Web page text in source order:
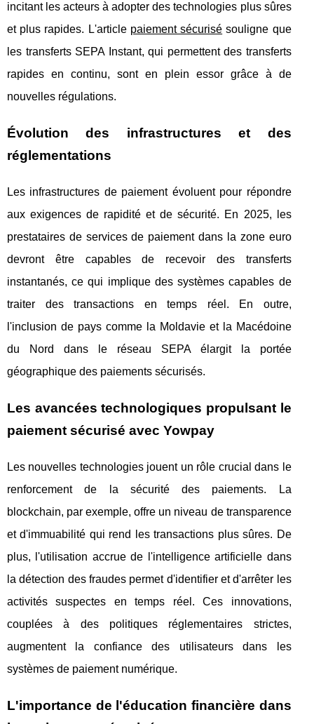
incitant les acteurs à adopter des technologies plus sûres
et plus rapides. L'article paiement sécurisé souligne que
les transferts SEPA Instant, qui permettent des transferts
rapides en continu, sont en plein essor grâce à de
nouvelles régulations.
Évolution des infrastructures et des
réglementations
Les infrastructures de paiement évoluent pour répondre
aux exigences de rapidité et de sécurité. En 2025, les
prestataires de services de paiement dans la zone euro
devront être capables de recevoir des transferts
instantanés, ce qui implique des systèmes capables de
traiter des transactions en temps réel. En outre,
l'inclusion de pays comme la Moldavie et la Macédoine
du Nord dans le réseau SEPA élargit la portée
géographique des paiements sécurisés.
Les avancées technologiques propulsant le
paiement sécurisé avec Yowpay
Les nouvelles technologies jouent un rôle crucial dans le
renforcement de la sécurité des paiements. La
blockchain, par exemple, offre un niveau de transparence
et d'immuabilité qui rend les transactions plus sûres. De
plus, l'utilisation accrue de l'intelligence artificielle dans
la détection des fraudes permet d'identifier et d'arrêter les
activités suspectes en temps réel. Ces innovations,
couplées à des politiques réglementaires strictes,
augmentent la confiance des utilisateurs dans les
systèmes de paiement numérique.
L'importance de l'éducation financière dans